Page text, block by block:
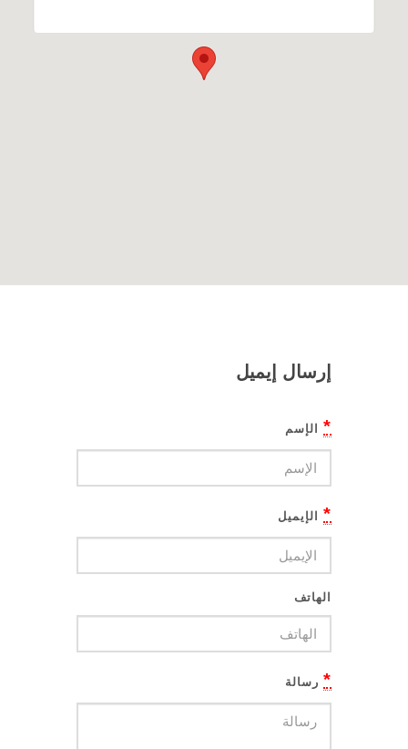
إرسال إيميل
* الإسم
* الإيميل
الهاتف
* رسالة